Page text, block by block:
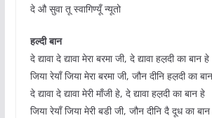
दे औ सुवा तू स्वागिण्यूँ न्यूतो
हल्दी बान
दे द्यावा दे द्यावा मेरा बरमा जी, दे द्यावा हल़दी का बान हे
जिया रेयाँ जिया मेरा बरमा जी, जौन दीनि हल़दी का
दे द्यावा दे द्यावा मेरी माँजी हे, दे द्यावा हल़दी का बान हे
जिया रेयाँ जिया मेरी बडी जी, जौन दीनि दै दूध का